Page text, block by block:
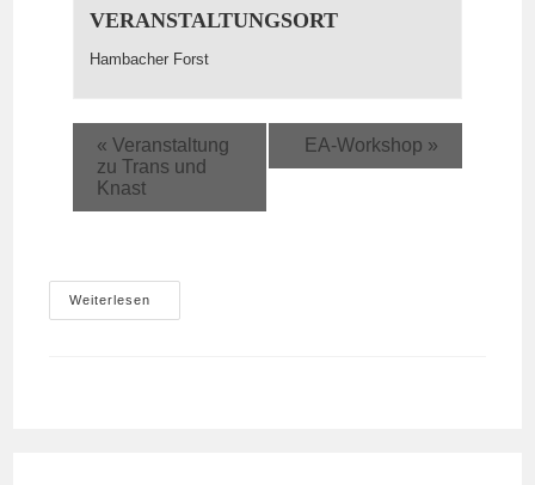
VERANSTALTUNGSORT
Hambacher Forst
« Veranstaltung
zu Trans und
Knast
EA-Workshop »
Weiterlesen
Camp